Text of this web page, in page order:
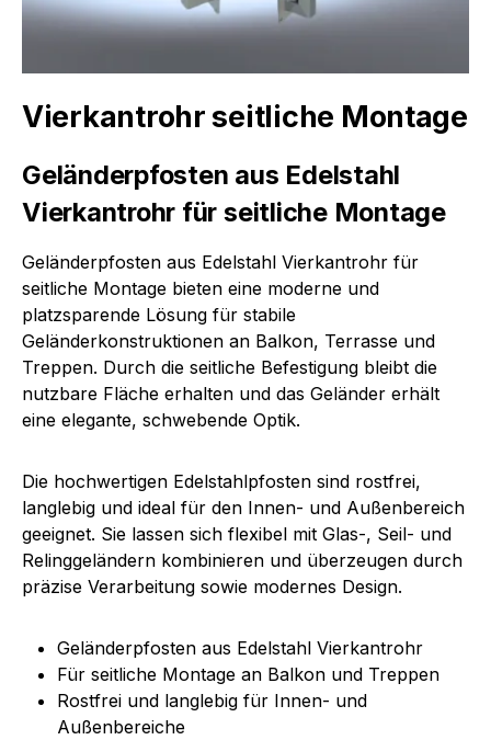
Vierkantrohr seitliche Montage
Geländerpfosten aus Edelstahl
Vierkantrohr für seitliche Montage
Geländerpfosten aus Edelstahl Vierkantrohr für
seitliche Montage bieten eine moderne und
platzsparende Lösung für stabile
Geländerkonstruktionen an Balkon, Terrasse und
Treppen. Durch die seitliche Befestigung bleibt die
nutzbare Fläche erhalten und das Geländer erhält
eine elegante, schwebende Optik.
Die hochwertigen Edelstahlpfosten sind rostfrei,
langlebig und ideal für den Innen- und Außenbereich
geeignet. Sie lassen sich flexibel mit Glas-, Seil- und
Relinggeländern kombinieren und überzeugen durch
präzise Verarbeitung sowie modernes Design.
Geländerpfosten aus Edelstahl Vierkantrohr
Für seitliche Montage an Balkon und Treppen
Rostfrei und langlebig für Innen- und
Außenbereiche